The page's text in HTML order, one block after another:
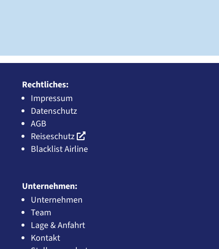
Rechtliches:
Impressum
Datenschutz
AGB
Reiseschutz
Blacklist Airline
Unternehmen:
Unternehmen
Team
Lage & Anfahrt
Kontakt